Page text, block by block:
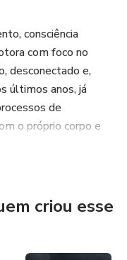
consciência
com foco no
desconectado e,
últimos anos, já
de
o próprio corpo e
de experiência
Movimentos na
Feminino, todos
aprender a se mover
criou esse